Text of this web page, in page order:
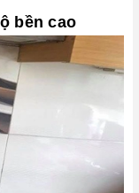
bền cao